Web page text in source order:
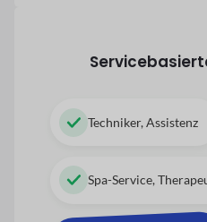
Techniker, Assistenz
Spa-Service,